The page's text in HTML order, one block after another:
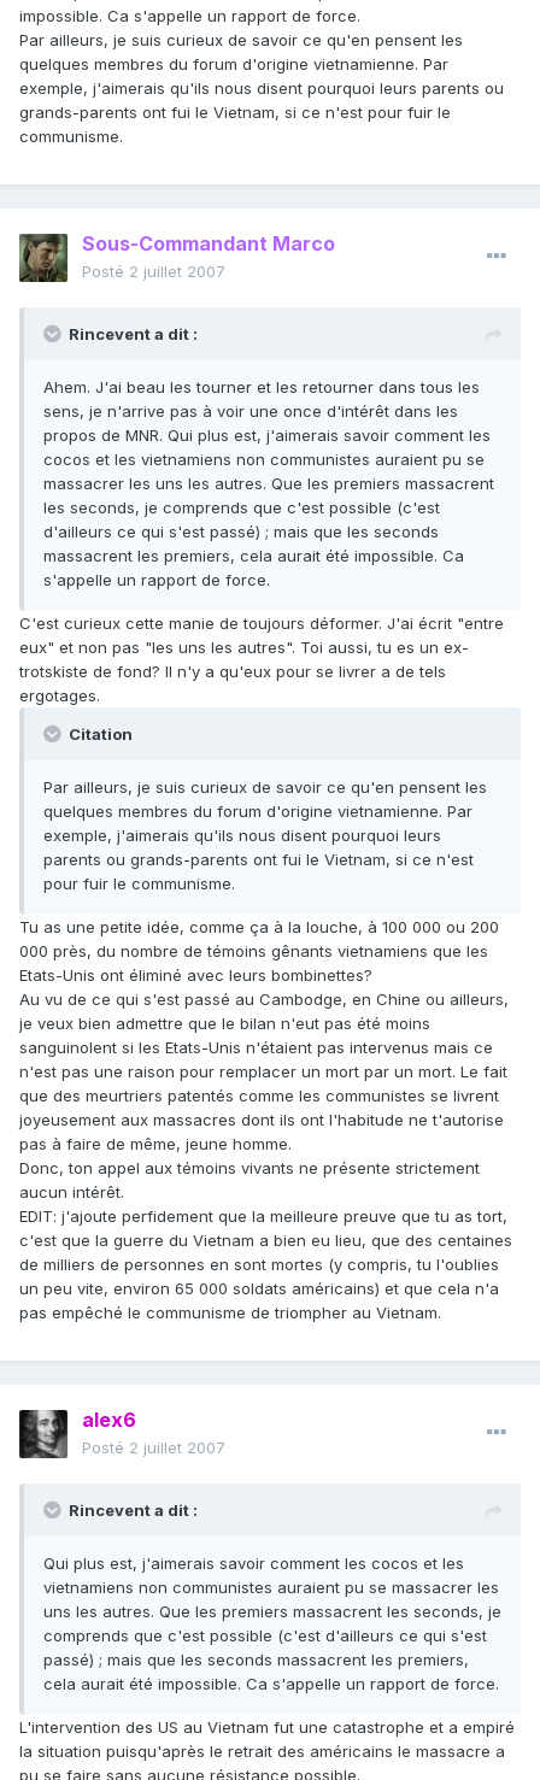
impossible. Ca s'appelle un rapport de force.
Par ailleurs, je suis curieux de savoir ce qu'en pensent les
quelques membres du forum d'origine vietnamienne. Par
exemple, j'aimerais qu'ils nous disent pourquoi leurs parents ou
grands-parents ont fui le Vietnam, si ce n'est pour fuir le
communisme.
Sous-Commandant Marco
Posté 2 juillet 2007
Rincevent a dit :
Ahem. J'ai beau les tourner et les retourner dans tous les
sens, je n'arrive pas à voir une once d'intérêt dans les
propos de MNR. Qui plus est, j'aimerais savoir comment les
cocos et les vietnamiens non communistes auraient pu se
massacrer les uns les autres. Que les premiers massacrent
les seconds, je comprends que c'est possible (c'est
d'ailleurs ce qui s'est passé) ; mais que les seconds
massacrent les premiers, cela aurait été impossible. Ca
s'appelle un rapport de force.
C'est curieux cette manie de toujours déformer. J'ai écrit "entre
eux" et non pas "les uns les autres". Toi aussi, tu es un ex-
trotskiste de fond? Il n'y a qu'eux pour se livrer a de tels
ergotages.
Citation
Par ailleurs, je suis curieux de savoir ce qu'en pensent les
quelques membres du forum d'origine vietnamienne. Par
exemple, j'aimerais qu'ils nous disent pourquoi leurs
parents ou grands-parents ont fui le Vietnam, si ce n'est
pour fuir le communisme.
Tu as une petite idée, comme ça à la louche, à 100 000 ou 200
000 près, du nombre de témoins gênants vietnamiens que les
Etats-Unis ont éliminé avec leurs bombinettes?
Au vu de ce qui s'est passé au Cambodge, en Chine ou ailleurs,
je veux bien admettre que le bilan n'eut pas été moins
sanguinolent si les Etats-Unis n'étaient pas intervenus mais ce
n'est pas une raison pour remplacer un mort par un mort. Le fait
que des meurtriers patentés comme les communistes se livrent
joyeusement aux massacres dont ils ont l'habitude ne t'autorise
pas à faire de même, jeune homme.
Donc, ton appel aux témoins vivants ne présente strictement
aucun intérêt.
EDIT: j'ajoute perfidement que la meilleure preuve que tu as tort,
c'est que la guerre du Vietnam a bien eu lieu, que des centaines
de milliers de personnes en sont mortes (y compris, tu l'oublies
un peu vite, environ 65 000 soldats américains) et que cela n'a
pas empêché le communisme de triompher au Vietnam.
alex6
Posté 2 juillet 2007
Rincevent a dit :
Qui plus est, j'aimerais savoir comment les cocos et les
vietnamiens non communistes auraient pu se massacrer les
uns les autres. Que les premiers massacrent les seconds, je
comprends que c'est possible (c'est d'ailleurs ce qui s'est
passé) ; mais que les seconds massacrent les premiers,
cela aurait été impossible. Ca s'appelle un rapport de force.
L'intervention des US au Vietnam fut une catastrophe et a empiré
la situation puisqu'après le retrait des américains le massacre a
pu se faire sans aucune résistance possible.